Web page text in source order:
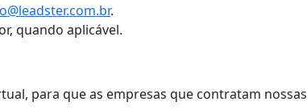
.
quando aplicável.
para que as empresas que contratam nossas